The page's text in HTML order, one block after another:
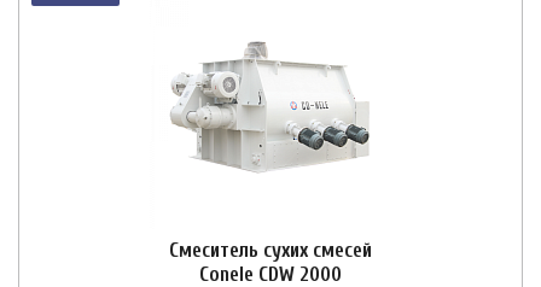
Смеситель сухих смесей
Conele CDW 2000